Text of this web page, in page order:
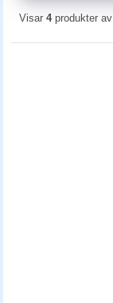
Visar 4produkter av